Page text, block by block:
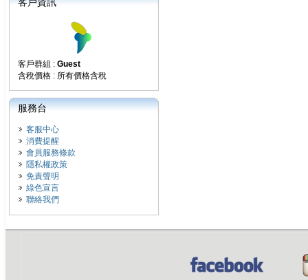
客戶群組 : Guest
含稅價格 : 所有價格含稅
服務台
客服中心
消費提醒
會員服務條款
隱私權政策
免責聲明
綠色宣言
聯絡我們